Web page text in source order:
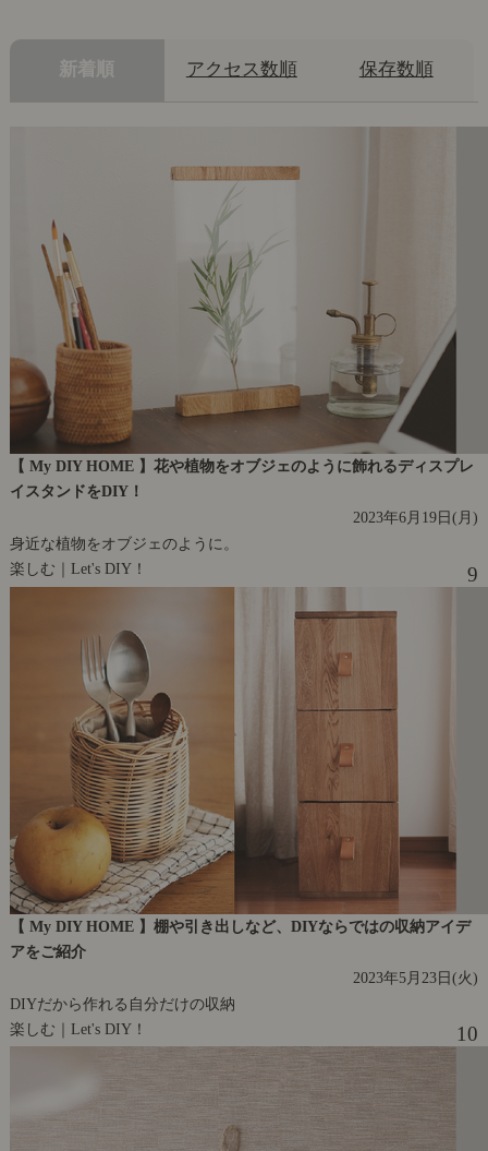
新着順 アクセス数順 保存数順
【 My DIY HOME 】花や植物をオブジェのように飾れるディスプレ
イスタンドをDIY！
2023年6月19日(月)
身近な植物をオブジェのように。
楽しむ｜Let's DIY！
9
【 My DIY HOME 】棚や引き出しなど、DIYならではの収納アイデ
アをご紹介
2023年5月23日(火)
DIYだから作れる自分だけの収納
楽しむ｜Let's DIY！
10